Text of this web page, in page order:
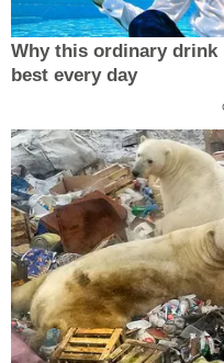
Why this ordinary
best every day